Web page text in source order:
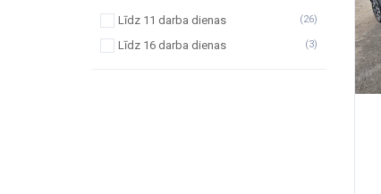
Līdz 11 darba dienas (26)
Līdz 16 darba dienas (3)